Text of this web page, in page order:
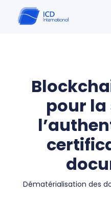
pour
Dématérialisation des